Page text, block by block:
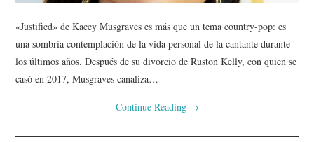
«Justified» de Kacey Musgraves es más que un tema country-pop: es
una sombría contemplación de la vida personal de la cantante durante
los últimos años. Después de su divorcio de Ruston Kelly, con quien se
casó en 2017, Musgraves canaliza…
Continue Reading →